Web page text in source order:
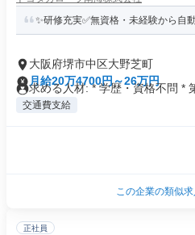
✨研修充実✅無資格・未経験から自
大阪府堺市中区大野芝町
月給20万4700円～26万円
求める人材: * 学歴・資格不問 *
交通費支給
この企業の類似
正社員